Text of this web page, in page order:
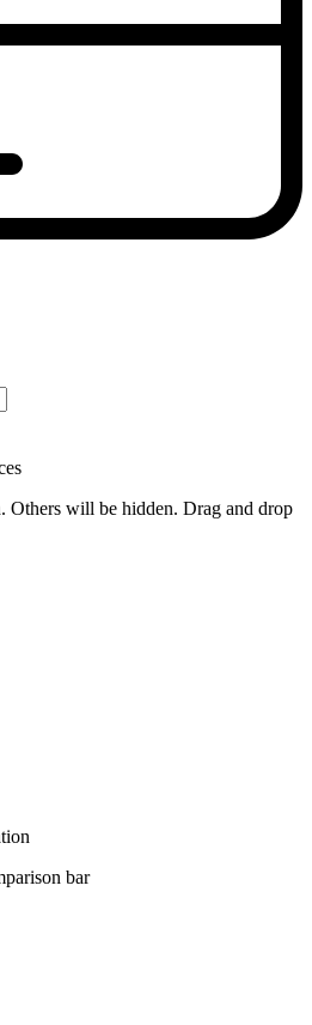
Others will be hidden. Drag and drop
bar